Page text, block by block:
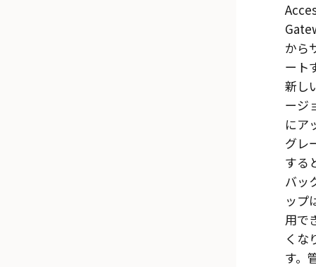
から
ート
新し
ージ
にア
グレ
する
バッ
ップ
用で
くな
す。